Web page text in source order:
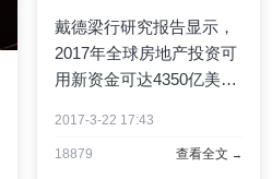
戴德梁行研究报告显示，
2017年全球房地产投资可
用新资金可达4350亿美
二高数值。值得关注的
2017-3-22 17:43
18879 查看全文